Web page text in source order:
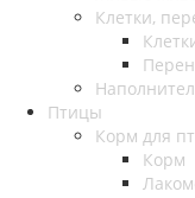
Клетки,
Птицы
Корм для
Корм